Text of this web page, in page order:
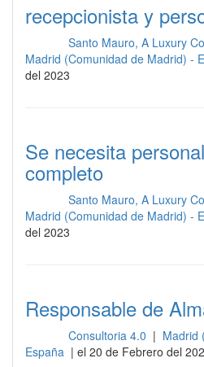
recepcionista y
Santo Mauro, A Luxury
Madrid (Comunidad de Madrid) -
del 2023
Se necesita
completo
Santo Mauro, A Luxury
Madrid (Comunidad de Madrid) -
del 2023
Responsable de
Consultoria 4.0 | Madrid
España | el 20 de Febrero del